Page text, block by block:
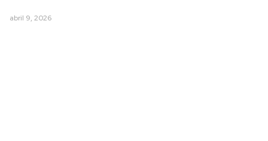
abril 9, 2026